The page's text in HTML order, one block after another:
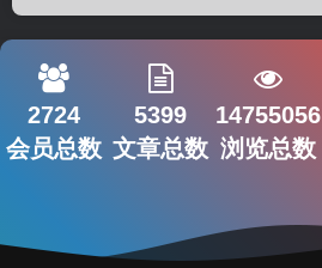
2724
会员总数
5399
文章总数
14755056
浏览总数